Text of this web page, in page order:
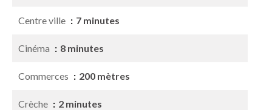
Centre ville 7 minutes
Cinéma 8 minutes
Commerces 200 mètres
Crèche 2 minutes